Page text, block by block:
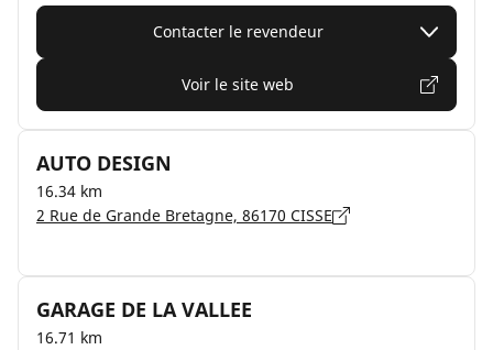
Contacter le revendeur
Voir le site web
AUTO DESIGN
16.34 km
2 Rue de Grande Bretagne, 86170 CISSE
GARAGE DE LA VALLEE
16.71 km